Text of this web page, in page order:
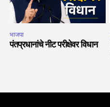
भाजपा
पंतप्रधानांचे नीट परीक्षेवर विधान